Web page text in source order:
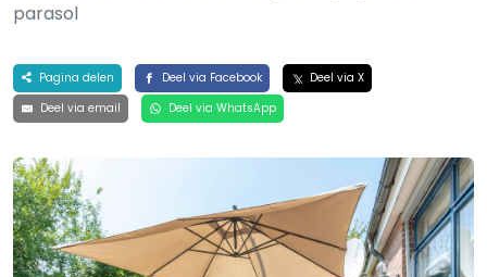
parasol
Pagina delen Deel via Facebook
Deel via X
Deel via email
Deel via WhatsApp